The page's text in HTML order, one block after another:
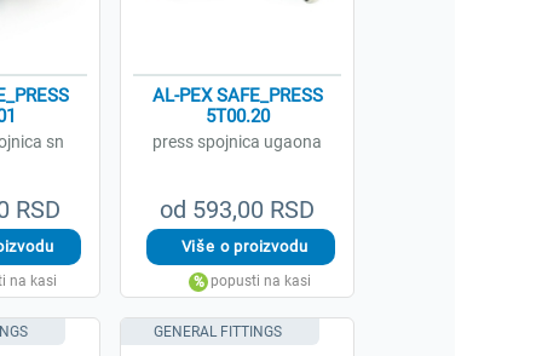
RSD
sn
od 593,00 RSD
AL-PEX SAFE_PRESS
5T00.20
press spojnica ugaona
GENERAL FITTINGS